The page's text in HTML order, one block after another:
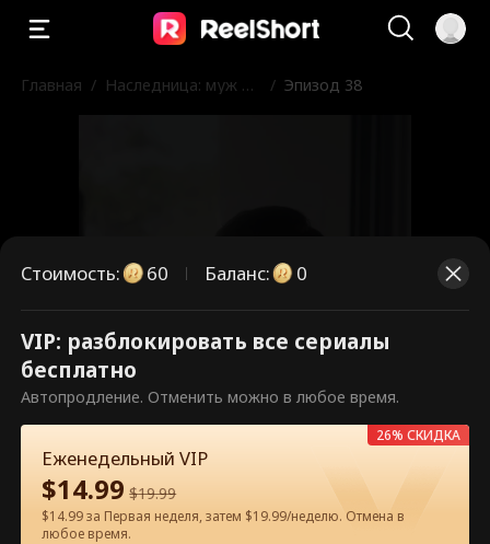
Главная / Наследница: муж в
/ Эпизод 38
Это платные эпизоды.
Разблокируйте, чтобы смотреть.
60 Разблокировать сейчас
Стоимость: 60 Баланс: 0
VIP: разблокировать все сериалы
бесплатно
Автопродление. Отменить можно в любое время.
Еженедельный VIP
$14.99 $19.99
$14.99 за Первая неделя, затем $19.99/неделю. Отмена в
любое время.
26% СКИДКА